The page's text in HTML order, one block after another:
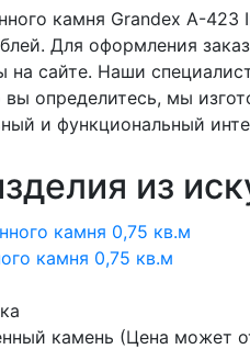
камня Grandex A-
Для оформления
сайте. Наши
определитесь, мы
и функциональный
из
камня 0,75 кв.м
камень (Цена может